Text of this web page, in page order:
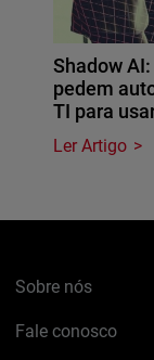
Shadow
pedem
TI para
Ler Artigo
Sobre nós
Fale conosco